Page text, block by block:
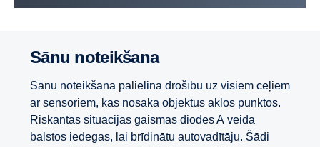
Sānu noteikšana
Sānu noteikšana palielina drošību uz visiem ceļiem
ar sensoriem, kas nosaka objektus aklos punktos.
Riskantās situācijās gaismas diodes A veida
balstos iedegas, lai brīdinātu autovadītāju. Šādi